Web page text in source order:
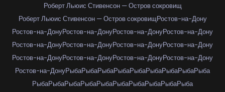
Роберт Льюис Стивенсон — Остров сокровищ
Роберт Льюис Стивенсон — Остров сокровищРостов-на-Дону
Ростов-на-ДонуРостов-на-ДонуРостов-на-ДонуРостов-на-Дону
Ростов-на-ДонуРостов-на-ДонуРостов-на-ДонуРостов-на-Дону
Ростов-на-ДонуРостов-на-ДонуРостов-на-ДонуРостов-на-Дону
Ростов-на-ДонуРыбаРыбаРыбаРыбаРыбаРыбаРыбаРыбаРыба
РыбаРыбаРыбаРыбаРыбаРыбаРыбаРыбаРыбаРыба